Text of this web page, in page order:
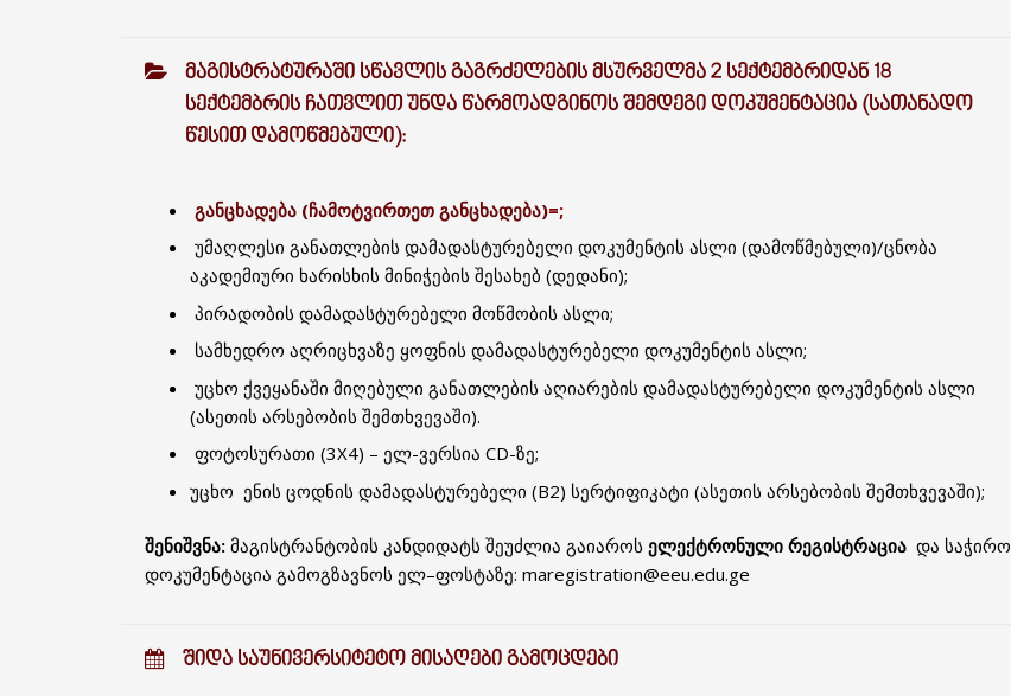
ᲛᲐᲒᲘᲡᲢᲠᲐᲢᲣᲠᲐᲨᲘ ᲡᲬᲐᲕᲚᲘᲡ ᲒᲐᲒᲠᲫᲔᲚᲔᲑᲘᲡ ᲛᲡᲣᲠᲕᲔᲚᲛᲐ 2 ᲡᲔᲥᲢᲔᲛᲑᲠᲘᲓᲐᲜ 18
ᲡᲔᲥᲢᲔᲛᲑᲠᲘᲡ ᲩᲐᲗᲕᲚᲘᲗ ᲣᲜᲓᲐ ᲬᲐᲠᲛᲝᲐᲓᲒᲘᲜᲝᲡ ᲨᲔᲛᲓᲔᲒᲘ ᲓᲝᲙᲣᲛᲔᲜᲢᲐᲪᲘᲐ (ᲡᲐᲗᲐᲜᲐᲓᲝ
ᲬᲔᲡᲘᲗ ᲓᲐᲛᲝᲬᲛᲔᲑᲣᲚᲘ):
განცხადება (ჩამოტვირთეთ განცხადება)=;
უმაღლესი განათლების დამადასტურებელი დოკუმენტის ასლი (დამოწმებული)/ცნობა
აკადემიური ხარისხის მინიჭების შესახებ (დედანი);
პირადობის დამადასტურებელი მოწმობის ასლი;
სამხედრო აღრიცხვაზე ყოფნის დამადასტურებელი დოკუმენტის ასლი;
უცხო ქვეყანაში მიღებული განათლების აღიარების დამადასტურებელი დოკუმენტის ასლი
(ასეთის არსებობის შემთხვევაში).
ფოტოსურათი (3X4) – ელ-ვერსია CD-ზე;
უცხო ენის ცოდნის დამადასტურებელი (B2) სერტიფიკატი (ასეთის არსებობის შემთხვევაში);
შენიშვნა: მაგისტრანტობის კანდიდატს შეუძლია გაიაროს ელექტრონული რეგისტრაცია და საჭირო
დოკუმენტაცია გამოგზავნოს ელ–ფოსტაზე: maregistration@eeu.edu.ge
ᲨᲘᲓᲐ ᲡᲐᲣᲜᲘᲕᲔᲠᲡᲘᲢᲔᲢᲝ ᲛᲘᲡᲐᲦᲔᲑᲘ ᲒᲐᲛᲝᲪᲓᲔᲑᲘ